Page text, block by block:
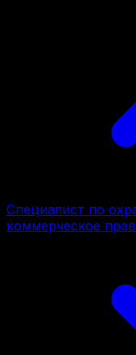
Специалист по
коммерческое